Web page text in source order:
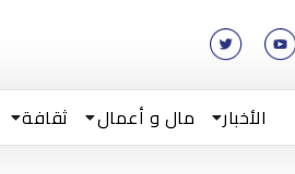
الأخبار مال و أعمال ثقافة